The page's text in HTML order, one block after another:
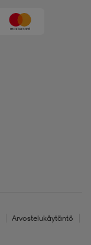
Arvostelukäytäntö